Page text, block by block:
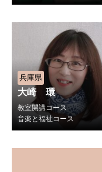
兵庫県
大崎 環
教室開講コース
音楽と福祉コース